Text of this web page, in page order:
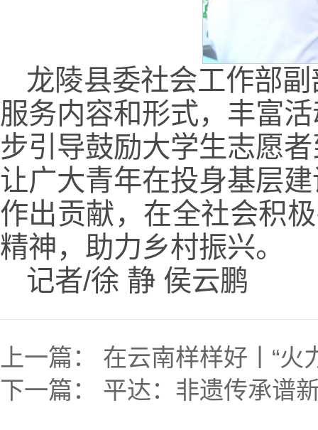
龙陵县委社会工作部
服务内容和形式，丰富
步引导鼓励大学生志愿
让广大青年在投身基层
作出贡献，在全社会积
精神，助力乡村振兴。
记者/徐 静 侯云鹏
上一篇： 在云南样样好丨“火
下一篇： 平达：非遗传承谱